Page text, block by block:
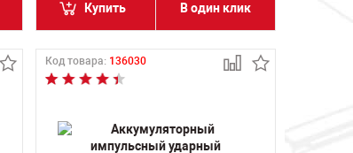
Купить В один клик
Код товара: 136030